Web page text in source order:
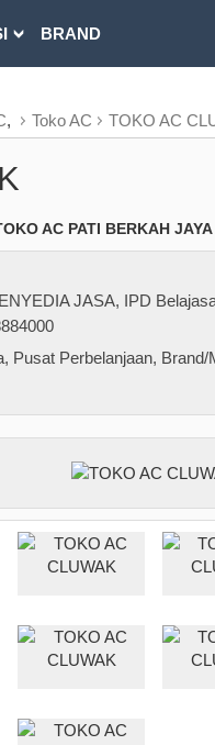
BRAND
, Toko AC TOKO AC
AC PATI BERKAH
JASA, IPD
Pusat Perbelanjaan,